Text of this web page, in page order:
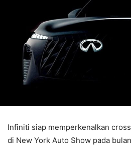
Infiniti siap memperkenalkan
di New York Auto Show pada